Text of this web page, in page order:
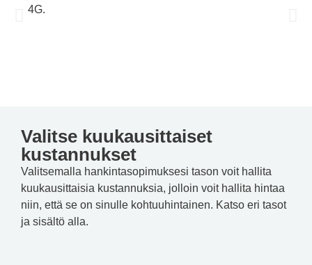
4G.
Valitse kuukausittaiset
kustannukset
Valitsemalla hankintasopimuksesi tason voit hallita
kuukausittaisia kustannuksia, jolloin voit hallita hintaa
niin, että se on sinulle kohtuuhintainen. Katso eri tasot
ja sisältö alla.